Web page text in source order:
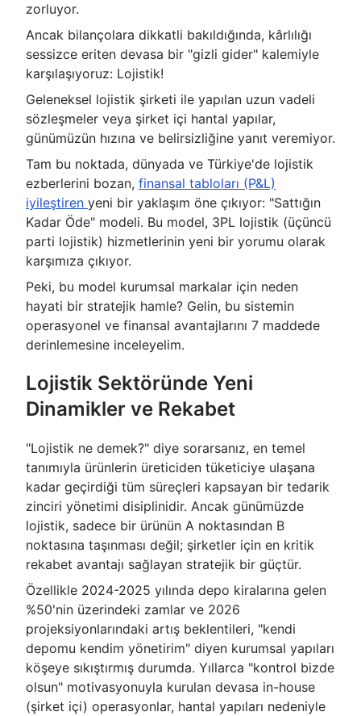
zorluyor.
Ancak bilançolara dikkatli bakıldığında, kârlılığı
sessizce eriten devasa bir "gizli gider" kalemiyle
karşılaşıyoruz: Lojistik!
Geleneksel lojistik şirketi ile yapılan uzun vadeli
sözleşmeler veya şirket içi hantal yapılar,
günümüzün hızına ve belirsizliğine yanıt veremiyor.
Tam bu noktada, dünyada ve Türkiye'de lojistik
ezberlerini bozan, finansal tabloları (P&L)
iyileştiren yeni bir yaklaşım öne çıkıyor: "Sattığın
Kadar Öde" modeli. Bu model, 3PL lojistik (üçüncü
parti lojistik) hizmetlerinin yeni bir yorumu olarak
karşımıza çıkıyor.
Peki, bu model kurumsal markalar için neden
hayati bir stratejik hamle? Gelin, bu sistemin
operasyonel ve finansal avantajlarını 7 maddede
derinlemesine inceleyelim.
Lojistik Sektöründe Yeni
Dinamikler ve Rekabet
"Lojistik ne demek?" diye sorarsanız, en temel
tanımıyla ürünlerin üreticiden tüketiciye ulaşana
kadar geçirdiği tüm süreçleri kapsayan bir tedarik
zinciri yönetimi disiplinidir. Ancak günümüzde
lojistik, sadece bir ürünün A noktasından B
noktasına taşınması değil; şirketler için en kritik
rekabet avantajı sağlayan stratejik bir güçtür.
Özellikle 2024-2025 yılında depo kiralarına gelen
%50'nin üzerindeki zamlar ve 2026
projeksiyonlarındaki artış beklentileri, "kendi
depomu kendim yönetirim" diyen kurumsal yapıları
köşeye sıkıştırmış durumda. Yıllarca "kontrol bizde
olsun" motivasyonuyla kurulan devasa in-house
(şirket içi) operasyonlar, hantal yapıları nedeniyle